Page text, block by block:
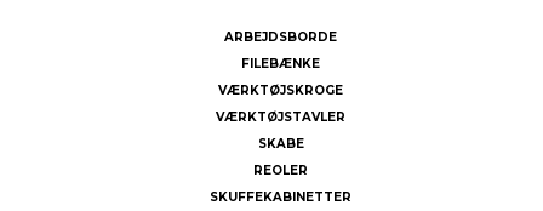
ARBEJDSBORDE
FILEBÆNKE
VÆRKTØJSKROGE
VÆRKTØJSTAVLER
SKABE
REOLER
SKUFFEKABINETTER